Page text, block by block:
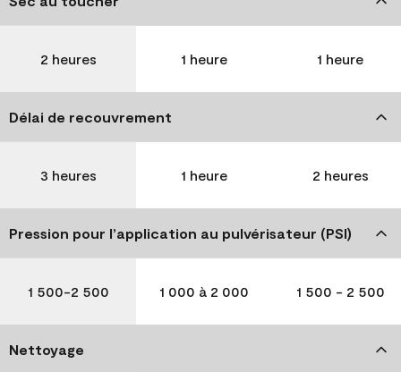
2 heures 1 heure 1 heure
Délai de recouvrement
3 heures 1 heure 2 heures
Pression pour l’application au pulvérisateur (PSI)
1 500-2 500 1 000 à 2 000 1 500 - 2 500
Nettoyage